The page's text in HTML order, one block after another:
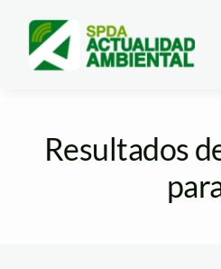
content
Resultados